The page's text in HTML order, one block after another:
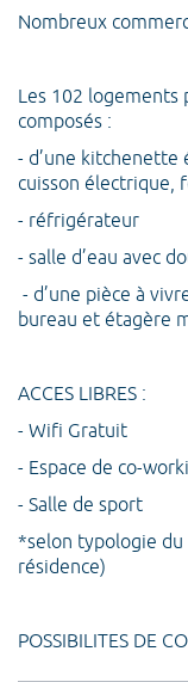
Nombreux
Les 102
composés :
- d’une kitchenette
cuisson électrique,
- réfrigérateur
- salle d’eau avec
- d’une pièce à
bureau et étagère
ACCES LIBRES :
- Wifi Gratuit
- Espace de co-
- Salle de sport
*selon typologie du
résidence)
POSSIBILITES DE